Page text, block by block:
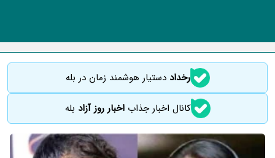
رخداددستیار هوشمند زمان در بله
کانال اخبار جذاباخبار روز آزاد بله